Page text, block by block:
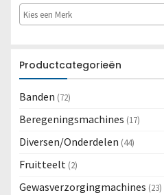
Productcategorieën
Banden (72)
Beregeningsmachines (17)
Diversen/Onderdelen (44)
Fruitteelt (2)
Gewasverzorgingmachines (23)